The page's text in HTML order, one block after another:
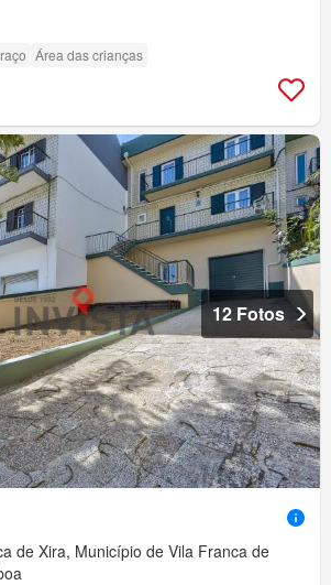
Área das crianças
12 Fotos
de Xira, Município de Vila Franca de